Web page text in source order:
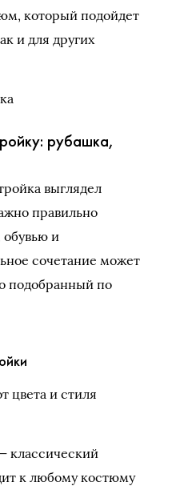
который подойдет
и для других
рубашка,
выглядел
правильно
обувью и
сочетание может
подобранный по
цвета и стиля
классический
к любому костюму